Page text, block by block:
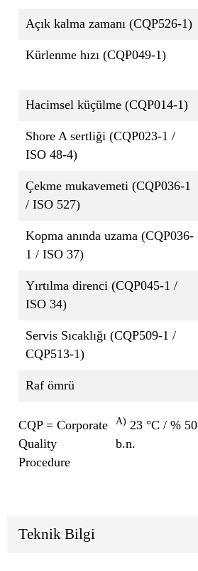
Açık kalma zamanı (CQP526-1)
Kürlenme hızı (CQP049-1)
Hacimsel küçülme (CQP014-1)
Shore A sertliği (CQP023-1 /
ISO 48-4)
Çekme mukavemeti (CQP036-1
/ ISO 527)
Kopma anında uzama (CQP036-
1 / ISO 37)
Yırtılma direnci (CQP045-1 /
ISO 34)
Servis Sıcaklığı (CQP509-1 /
CQP513-1)
Raf ömrü
CQP = Corporate
Quality
Procedure
A) 23 °C / % 50
b.n.
Teknik Bilgi